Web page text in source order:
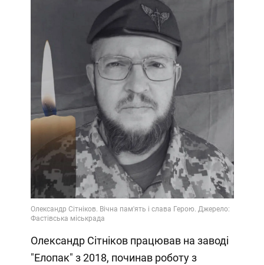
Олександр Сітніков працював на заводі
"Елопак" з 2018, починав роботу з